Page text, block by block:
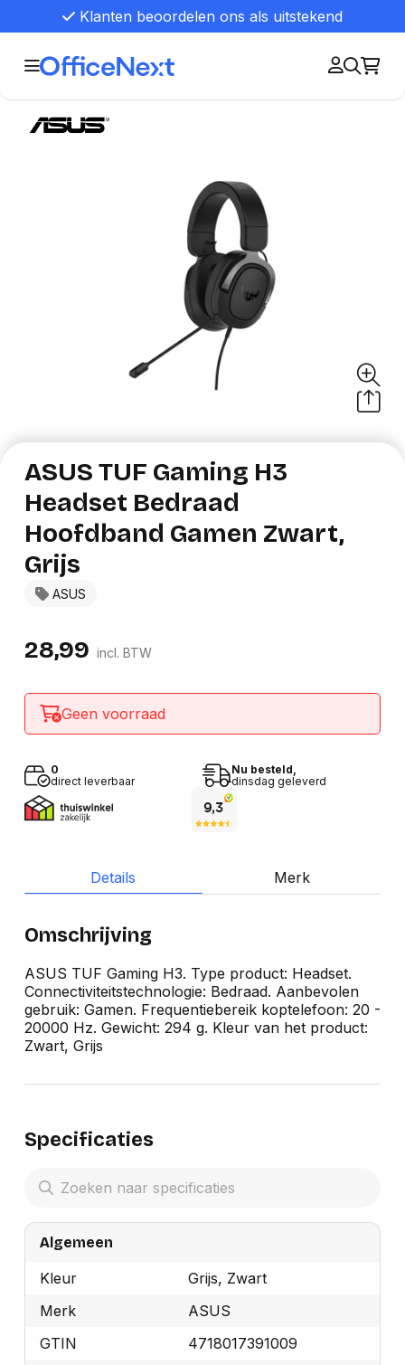
Klanten beoordelen ons als uitstekend
ASUS
ASUS TUF Gaming H3
Headset Bedraad
Hoofdband Gamen Zwart,
Grijs
28,99 incl. BTW
Geen voorraad
0
direct leverbaar
Nu besteld,
dinsdag geleverd
Details Merk
Omschrijving
ASUS TUF Gaming H3. Type product: Headset.
Connectiviteitstechnologie: Bedraad. Aanbevolen
gebruik: Gamen. Frequentiebereik koptelefoon: 20 -
20000 Hz. Gewicht: 294 g. Kleur van het product:
Zwart, Grijs
Specificaties
Algemeen
Kleur
Grijs, Zwart
Merk
ASUS
GTIN
4718017391009